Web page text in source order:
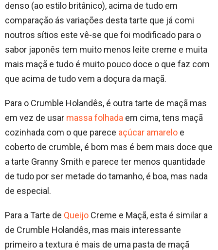
denso (ao estilo britânico), acima de tudo em
comparação ás variações desta tarte que já comi
noutros sítios este vê-se que foi modificado para o
sabor japonês tem muito menos leite creme e muita
mais maçã e tudo é muito pouco doce o que faz com
que acima de tudo vem a doçura da maçã.
Para o Crumble Holandês, é outra tarte de maçã mas
em vez de usar massa folhada em cima, tens maçã
cozinhada com o que parece açúcar amarelo e
coberto de crumble, é bom mas é bem mais doce que
a tarte Granny Smith e parece ter menos quantidade
de tudo por ser metade do tamanho, é boa, mas nada
de especial.
Para a Tarte de Queijo Creme e Maçã, esta é similar a
de Crumble Holandês, mas mais interessante
primeiro a textura é mais de uma pasta de maçã